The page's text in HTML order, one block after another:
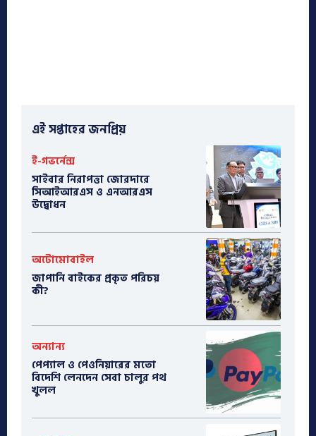
এই সপ্তাহের জনপ্রিয়
ই-গভর্নেন্স
সাইবার নিরাপত্তা জোরদারে
সিআইআরএস ও এনআরএস
উদ্বোধন
অটোমোবাইল
​জাপানি বাইকের প্রকৃত পরিচয়
কী?
অন্যান্য
পেপ্যাল ও পেওনিয়ারের মতো
বিদেশি লেনদেন সেবা চালুর পথ
খুলল